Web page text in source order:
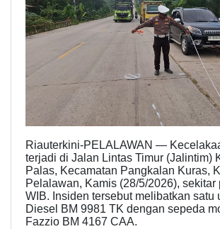
Riauterkini-PELALAWAN —
terjadi di Jalan Lintas Timur (Jalintim)
Palas, Kecamatan Pangkalan Kuras,
Pelalawan, Kamis (28/5/2026), sekitar
WIB. Insiden tersebut melibatkan satu
Diesel BM 9981 TK dengan sepeda
Fazzio BM 4167 CAA.